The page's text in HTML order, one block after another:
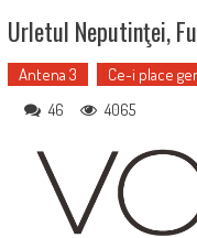
Urletul Neputinţei,
Antena 3 Ce-i place
46 4065